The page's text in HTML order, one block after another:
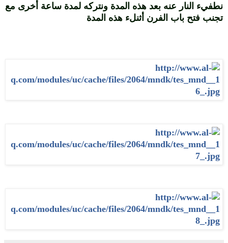
نطفيء النار عنه بعد هذه المدة ونتركه لمدة ساعة أخرى مع
تجنب فتح باب الفرن أثنلء هذه المدة